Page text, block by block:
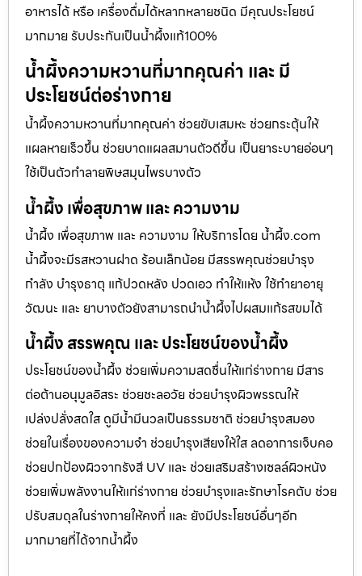
อาหารได้ หรือ เครื่องดื่มได้หลากหลายชนิด มีคุณประโยชน์
มากมาย รับประกันเป็นน้ำผึ้งแท้100%
น้ำผึ้งความหวานที่มากคุณค่า และ มี
ประโยชน์ต่อร่างกาย
น้ำผึ้งความหวานที่มากคุณค่า ช่วยขับเสมหะ ช่วยกระตุ้นให้
แผลหายเร็วขึ้น ช่วยบาดแผลสมานตัวดีขึ้น เป็นยาระบายอ่อนๆ
ใช้เป็นตัวทำลายพิษสมุนไพรบางตัว
น้ำผึ้ง เพื่อสุขภาพ และ ความงาม
น้ำผึ้ง เพื่อสุขภาพ และ ความงาม ให้บริการโดย น้ำผึ้ง.com
น้ำผึ้งจะมีรสหวานฝาด ร้อนเล็กน้อย มีสรรพคุณช่วยบำรุง
กำลัง บำรุงธาตุ แก้ปวดหลัง ปวดเอว ทำให้แห้ง ใช้ทำยาอายุ
วัฒนะ และ ยาบางตัวยังสามารถนำน้ำผึ้งไปผสมแก้รสขมได้
น้ำผึ้ง สรรพคุณ และ ประโยชน์ของน้ำผึ้ง
ประโยชน์ของน้ำผึ้ง ช่วยเพิ่มความสดชื่นให้แก่ร่างกาย มีสาร
ต่อต้านอนุมูลอิสระ ช่วยชะลอวัย ช่วยบำรุงผิวพรรณให้
เปล่งปลั่งสดใส ดูมีน้ำมีนวลเป็นธรรมชาติ ช่วยบำรุงสมอง
ช่วยในเรื่องของความจำ ช่วยบำรุงเสียงให้ใส ลดอาการเจ็บคอ
ช่วยปกป้องผิวจากรังสี UV และ ช่วยเสริมสร้างเซลล์ผิวหนัง
ช่วยเพิ่มพลังงานให้แก่ร่างกาย ช่วยบำรุงและรักษาโรคตับ ช่วย
ปรับสมดุลในร่างกายให้คงที่ และ ยังมีประโยชน์อื่นๆอีก
มากมายที่ได้จากน้ำผึ้ง